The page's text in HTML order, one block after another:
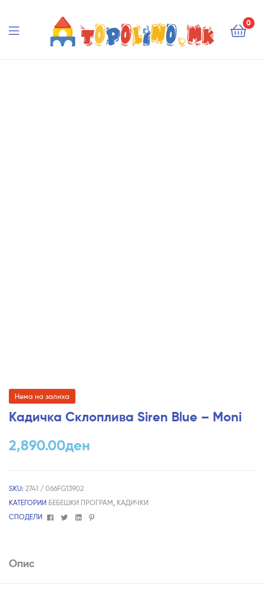
0
Нема на залиха
Кадичка Склоплива Siren Blue – Moni
2,890.00ден
SKU: 2741 / 066FG13902
КАТЕГОРИИ БЕБЕШКИ ПРОГРАМ КАДИЧКИ
СПОДЕЛИ
FacebookTwitterLinkedin
Pinterest
Опис